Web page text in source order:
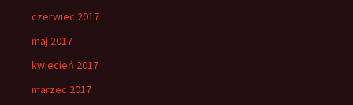
czerwiec 2017
maj 2017
kwiecień 2017
marzec 2017